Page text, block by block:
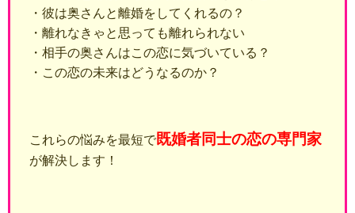
・彼は奥さんと離婚をしてくれるの？
・離れなきゃと思っても離れられない
・相手の奥さんはこの恋に気づいている？
・この恋の未来はどうなるのか？
これらの悩みを最短で既婚者同士の恋の専門家
が解決します！